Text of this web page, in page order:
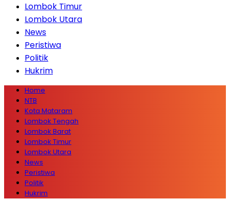
Lombok Timur
Lombok Utara
News
Peristiwa
Politik
Hukrim
Home
NTB
Kota Mataram
Lombok Tengah
Lombok Barat
Lombok Timur
Lombok Utara
News
Peristiwa
Politik
Hukrim